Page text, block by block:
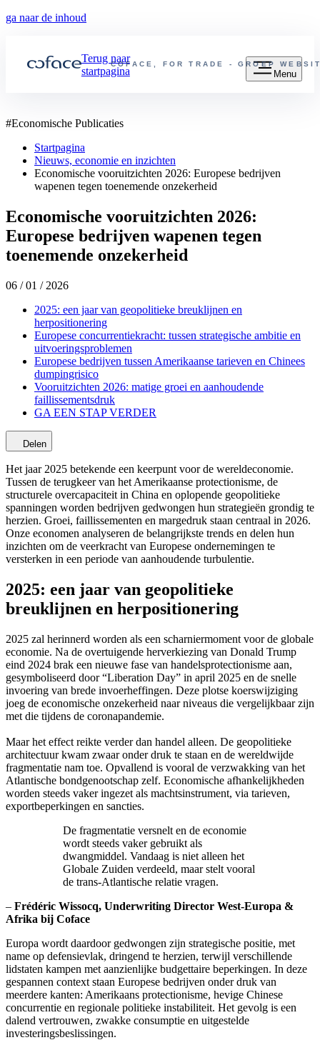
ga naar de inhoud
COFACE, FOR TRADE - GROEP
Terug naar
startpagina
Menu
#Economische Publicaties
Startpagina
Nieuws, economie en inzichten
Economische vooruitzichten 2026: Europese bedrijven
wapenen tegen toenemende onzekerheid
Economische vooruitzichten 2026:
Europese bedrijven wapenen tegen
toenemende onzekerheid
06 / 01 / 2026
2025: een jaar van geopolitieke breuklijnen en
herpositionering
Europese concurrentiekracht: tussen strategische ambitie en
uitvoeringsproblemen
Europese bedrijven tussen Amerikaanse tarieven en Chinees
dumpingrisico
Vooruitzichten 2026: matige groei en aanhoudende
faillissementsdruk
GA EEN STAP VERDER
Delen
Het jaar 2025 betekende een keerpunt voor de wereldeconomie.
Tussen de terugkeer van het Amerikaanse protectionisme, de
structurele overcapaciteit in China en oplopende geopolitieke
spanningen worden bedrijven gedwongen hun strategieën grondig te
herzien. Groei, faillissementen en margedruk staan centraal in 2026.
Onze economen analyseren de belangrijkste trends en delen hun
inzichten om de veerkracht van Europese ondernemingen te
versterken in een periode van aanhoudende turbulentie.
2025: een jaar van geopolitieke
breuklijnen en herpositionering
2025 zal herinnerd worden als een scharniermoment voor de globale
economie. Na de overtuigende herverkiezing van Donald Trump
eind 2024 brak een nieuwe fase van handelsprotectionisme aan,
gesymboliseerd door “Liberation Day” in april 2025 en de snelle
invoering van brede invoerheffingen. Deze plotse koerswijziging
joeg de economische onzekerheid naar niveaus die vergelijkbaar zijn
met die tijdens de coronapandemie.
Maar het effect reikte verder dan handel alleen. De geopolitieke
architectuur kwam zwaar onder druk te staan en de wereldwijde
fragmentatie nam toe. Opvallend is vooral de verzwakking van het
Atlantische bondgenootschap zelf. Economische afhankelijkheden
worden steeds vaker ingezet als machtsinstrument, via tarieven,
exportbeperkingen en sancties.
De fragmentatie versnelt en de economie
wordt steeds vaker gebruikt als
dwangmiddel. Vandaag is niet alleen het
Globale Zuiden verdeeld, maar stelt vooral
de trans-Atlantische relatie vragen.
– Frédéric Wissocq, Underwriting Director West-Europa &
Afrika bij Coface
Europa wordt daardoor gedwongen zijn strategische positie, met
name op defensievlak, dringend te herzien, terwijl verschillende
lidstaten kampen met aanzienlijke budgettaire beperkingen. In deze
gespannen context staan Europese bedrijven onder druk van
meerdere kanten: Amerikaans protectionisme, hevige Chinese
concurrentie en regionale politieke instabiliteit. Het gevolg is een
dalend vertrouwen, zwakke consumptie en uitgestelde
investeringsbeslissingen.